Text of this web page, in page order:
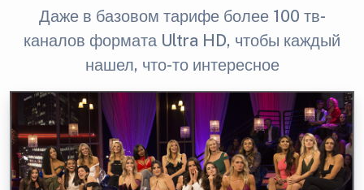
Даже в базовом тарифе более 100 тв-
каналов формата Ultra HD, чтобы каждый
нашел, что-то интересное